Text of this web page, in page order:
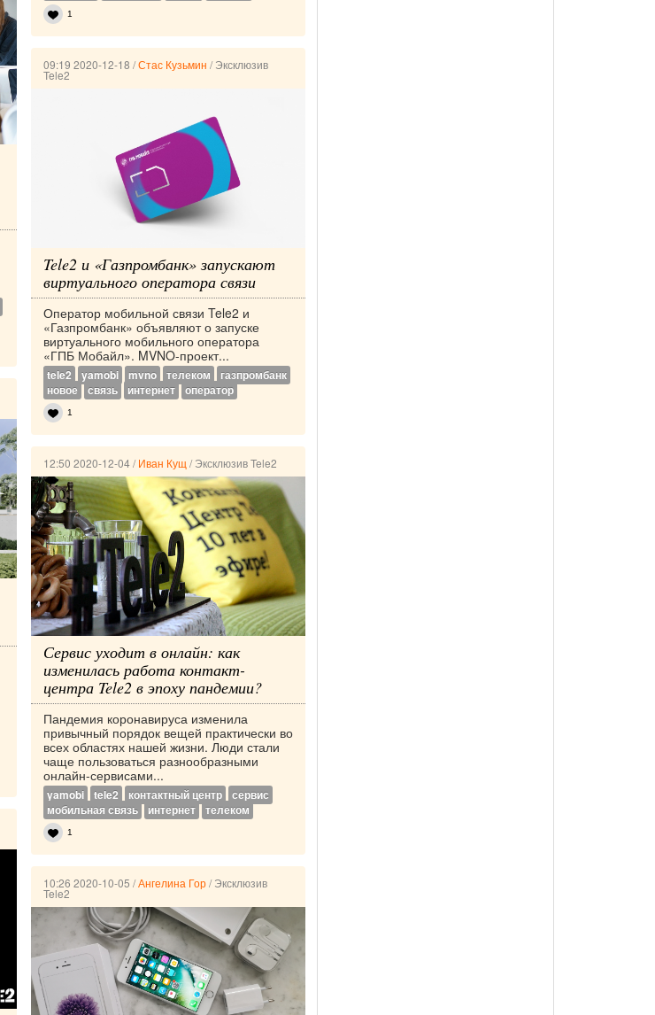
1
09:19 2020-12-18 /Стас Кузьмин /Эксклюзив
Tele2
Tele2 и «Газпромбанк» запускают
виртуального оператора связи
Оператор мобильной связи Tele2 и
«Газпромбанк» объявляют о запуске
виртуального мобильного оператора
«ГПБ Мобайл». MVNO-проект...
tele2 yamobi mvno телеком
газпромбанк
новое
связь интернет оператор
1
12:50 2020-12-04/Иван Кущ /Эксклюзив Tele2
Сервис уходит в онлайн: как
изменилась работа контакт-
центра Tele2 в эпоху пандемии?
Пандемия коронавируса изменила
привычный порядок вещей практически во
всех областях нашей жизни. Люди стали
чаще пользоваться разнообразными
онлайн-сервисами...
yamobi tele2 контактный центр
сервис
мобильная связь
интернет телеком
1
10:26 2020-10-05 /Ангелина Гор/Эксклюзив
Tele2